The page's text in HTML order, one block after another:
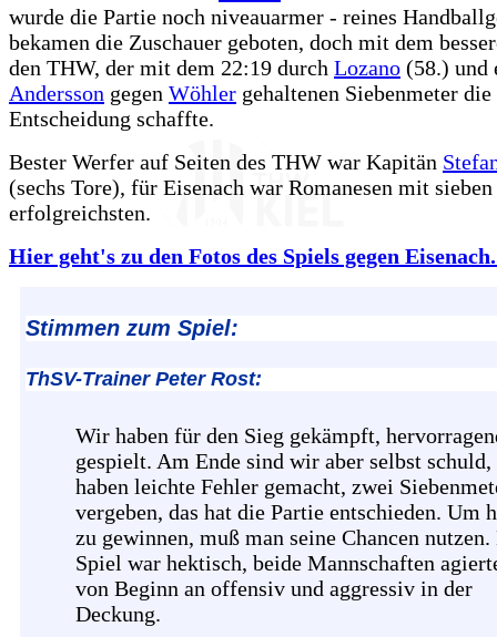
wurde die Partie noch niveauarmer - reines
bekamen die Zuschauer geboten, doch mit dem
den THW, der mit dem 22:19 durch Lozano (58.) und
Andersson gegen Wöhler gehaltenen Siebenmeter die
Entscheidung schaffte.
Bester Werfer auf Seiten des THW war Kapitän
(sechs Tore), für Eisenach war Romanesen mit
erfolgreichsten.
Hier geht's zu den Fotos des Spiels gegen
Stimmen zum Spiel:
ThSV-Trainer Peter Rost:
Wir haben für den Sieg gekämpft,
gespielt. Am Ende sind wir aber selbst schuld,
haben leichte Fehler gemacht, zwei
vergeben, das hat die Partie entschieden. Um
zu gewinnen, muß man seine Chancen nutzen.
Spiel war hektisch, beide Mannschaften
von Beginn an offensiv und aggressiv in der
Deckung.